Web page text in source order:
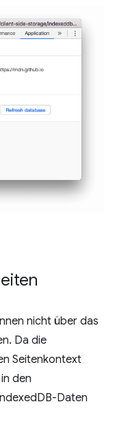
nicht über das
Da die
Seitenkontext
den
Daten